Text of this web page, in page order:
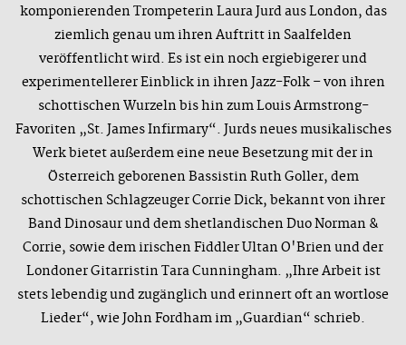
komponierenden Trompeterin Laura Jurd aus London, das
ziemlich genau um ihren Auftritt in Saalfelden
veröffentlicht wird. Es ist ein noch ergiebigerer und
experimentellerer Einblick in ihren Jazz-Folk – von ihren
schottischen Wurzeln bis hin zum Louis Armstrong-
Favoriten „St. James Infirmary“. Jurds neues musikalisches
Werk bietet außerdem eine neue Besetzung mit der in
Österreich geborenen Bassistin Ruth Goller, dem
schottischen Schlagzeuger Corrie Dick, bekannt von ihrer
Band Dinosaur und dem shetlandischen Duo Norman &
Corrie, sowie dem irischen Fiddler Ultan O'Brien und der
Londoner Gitarristin Tara Cunningham. „Ihre Arbeit ist
stets lebendig und zugänglich und erinnert oft an wortlose
Lieder“, wie John Fordham im „Guardian“ schrieb.